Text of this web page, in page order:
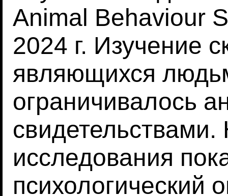
Animal Behaviour
2024 г. Изучение
являющихся
ограничивалось
исследования
психологический